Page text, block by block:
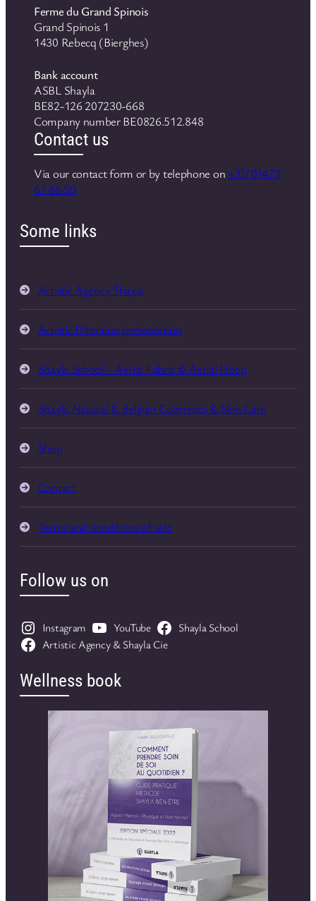
Ferme du Grand Spinois
Grand Spinois 1
1430 Rebecq (Bierghes)
Bank account
ASBL Shayla
BE82-126 207230-668
Company number BE0826.512.848
Contact us
Via our contact form or by telephone on +32(0)473
67 86 50
Some links
Artistic Agency Shayla
Artistic Direction presentation
Shayla School – Aerial Fabric & Aerial Hoop
Shayla Natural & Belgian Cosmetics & Skin Care
Shop
Contact
Terms and conditions of sale
Follow us on
Instagram YouTube
Shayla School
Artistic Agency & Shayla Cie
Wellness book